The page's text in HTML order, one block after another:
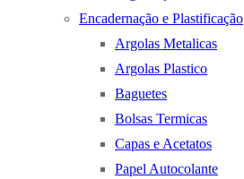
Encadernação e Plastificação
Argolas Metalicas
Argolas Plastico
Baguetes
Bolsas Termicas
Capas e Acetatos
Papel Autocolante